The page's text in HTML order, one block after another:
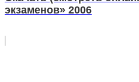
экзаменов» 2006